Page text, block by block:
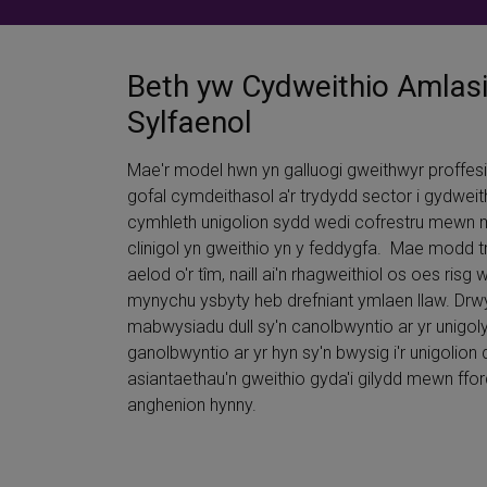
Beth yw Cydweithio
Sylfaenol
Mae'r model hwn yn galluogi gweithwyr
gofal cymdeithasol a'r trydydd sector i
cymhleth unigolion sydd wedi cofrestru
clinigol yn gweithio yn y feddygfa. Mae modd
aelod o'r tîm, naill ai'n rhagweithiol os oes risg
mynychu ysbyty heb drefniant ymlaen llaw.
mabwysiadu dull sy'n canolbwyntio ar yr
ganolbwyntio ar yr hyn sy'n bwysig i'r
asiantaethau'n gweithio gyda'i gilydd mewn
anghenion hynny.